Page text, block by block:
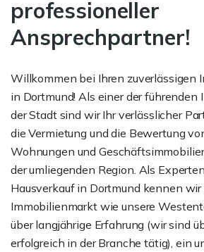
professioneller
Ansprechpartner!
Willkommen bei Ihren zuverlässigen
in Dortmund! Als einer der führenden
der Stadt sind wir Ihr verlässlicher
die Vermietung und die Bewertung
Wohnungen und
der umliegenden Region. Als
Hausverkauf in Dortmund kennen
Immobilienmarkt wie unsere
über langjährige Erfahrung (wir sind
erfolgreich in der Branche tätig), ein